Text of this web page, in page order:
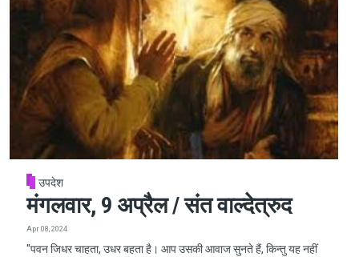
उपदेश
मंगलवार, 9 अप्रैल / संत वाल्देत्रुद
Apr 08, 2024
"पवन जिधर चाहता, उधर बहता है। आप उसकी आवाज सुनते हैं, किन्तु यह नहीं